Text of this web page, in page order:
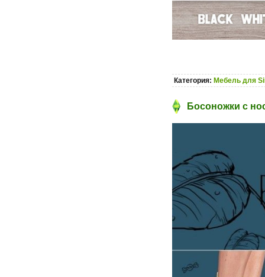
Категория: Мебель для
Босоножки с